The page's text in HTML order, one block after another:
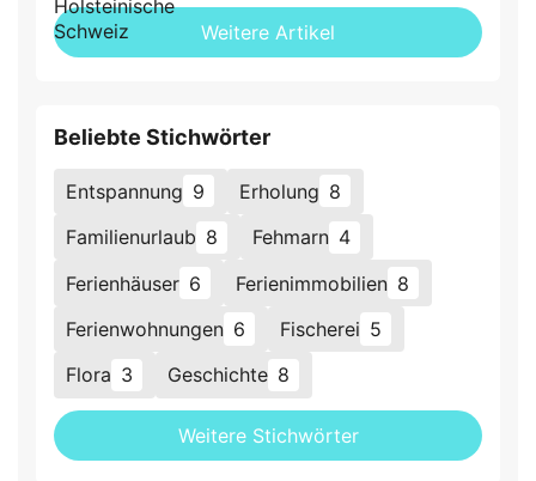
Weitere Artikel
Beliebte Stichwörter
Entspannung 9 Erholung 8
Familienurlaub 8 Fehmarn 4
Ferienhäuser 6 Ferienimmobilien 8
Ferienwohnungen 6 Fischerei 5
Flora 3 Geschichte 8
Weitere Stichwörter